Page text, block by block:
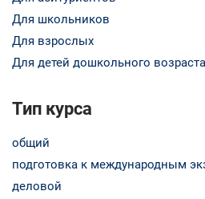
Для школьников
Для взрослых
Для детей дошкольного возраста
Тип курса
общий
подготовка к международным
деловой